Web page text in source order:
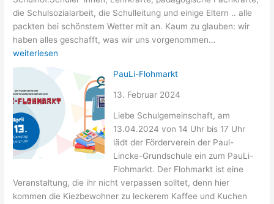
die Schulsozialarbeit, die Schulleitung und einige Eltern .. alle
packten bei schönstem Wetter mit an. Kaum zu glauben: wir
haben alles geschafft, was wir uns vorgenommen…
weiterlesen
PauLi-Flohmarkt
13. Februar 2024
Liebe Schulgemeinschaft, am
13.04.2024 von 14 Uhr bis 17 Uhr
lädt der Förderverein der Paul-
Lincke-Grundschule ein zum PauLi-
Flohmarkt. Der Flohmarkt ist eine
Veranstaltung, die ihr nicht verpassen solltet, denn hier
kommen die Kiezbewohner zu leckerem Kaffee und Kuchen